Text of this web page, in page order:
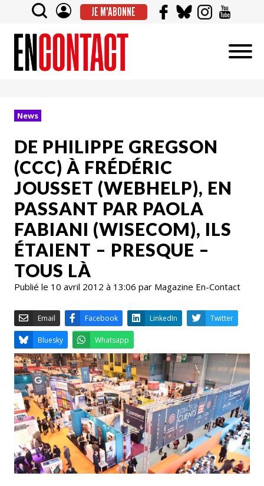
JE M'ABONNE
News
DE PHILIPPE GREGSON
(CCC) À FRÉDÉRIC
JOUSSET (WEBHELP), EN
PASSANT PAR PAOLA
FABIANI (WISECOM), ILS
ÉTAIENT – PRESQUE –
TOUS LÀ
Publié le 10 avril 2012 à 13:06 par Magazine En-Contact
Email Facebook LinkedIn
Bluesky Whatsapp